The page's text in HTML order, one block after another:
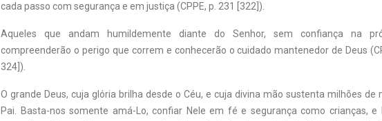
cada passo com segurança e em justiça (CPPE, p. 231 [322]).
Aqueles que andam humildemente diante do Senhor, sem confiança na
compreenderão o perigo que correm e conhecerão o cuidado mantenedor de Deus
324]).
O grande Deus, cuja glória brilha desde o Céu, e cuja divina mão sustenta milhões de
Pai. Basta-nos somente amá-Lo, confiar Nele em fé e segurança como crianças, e